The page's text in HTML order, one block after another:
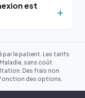
est
par le patient. Les tarifs
sans coût
Des frais non
des options.